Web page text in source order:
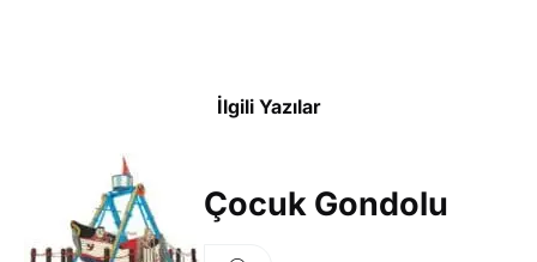
İlgili Yazılar
Çocuk Gondolu